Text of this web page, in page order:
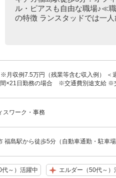
ル・ピアスも自由な職場♪≪
の特徴 ランスタッドでは一
月収例7.5万円（残業等含む収入例） ＜
×21日勤務の場合 ※交通費別途支給 ※
スワーク・事務
福島駅から徒歩5分（自動車通勤・駐車場
代～）活躍中 エルダー（50代～）